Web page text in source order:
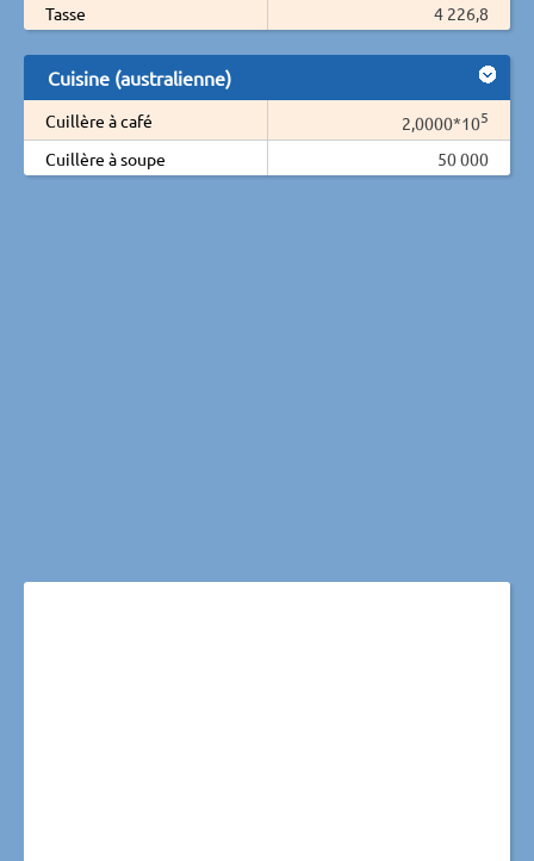
Tasse
4 226,8
Cuisine (australienne)
Cuillère à café 2,0000*105
Cuillère à soupe 50 000